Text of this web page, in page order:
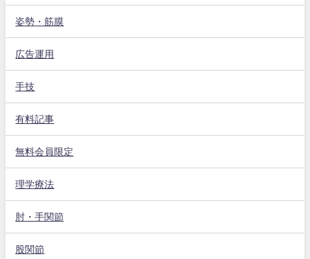
姿勢・筋膜
広告運用
手技
有料記事
無料会員限定
理学療法
肘・手関節
股関節